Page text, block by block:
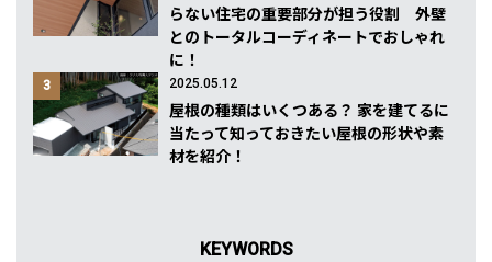
らない住宅の重要部分が担う役割 外壁
とのトータルコーディネートでおしゃれ
に！
3 2025.05.12
屋根の種類はいくつある？ 家を建てるに
当たって知っておきたい屋根の形状や素
材を紹介！
KEYWORDS